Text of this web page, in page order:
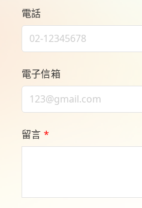
電話
電子信箱
留言 *